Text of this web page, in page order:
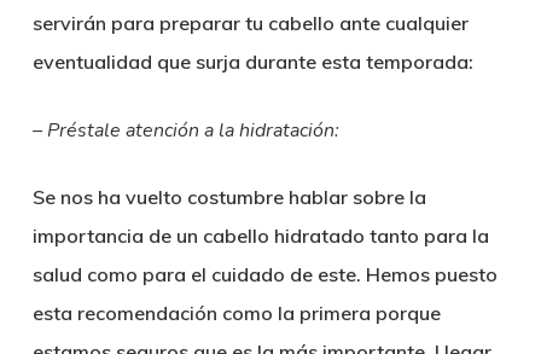
servirán para preparar tu cabello ante cualquier
eventualidad que surja durante esta temporada:
– Préstale atención a la hidratación:
Se nos ha vuelto costumbre hablar sobre la
importancia de un cabello hidratado tanto para la
salud como para el cuidado de este. Hemos puesto
esta recomendación como la primera porque